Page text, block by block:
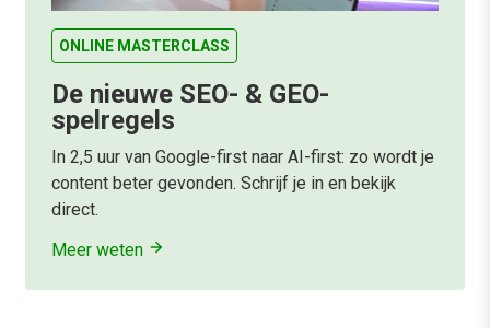
ONLINE MASTERCLASS
De nieuwe SEO- & GEO-
spelregels
In 2,5 uur van Google-first naar AI-first: zo wordt je
content beter gevonden. Schrijf je in en bekijk
direct.
Meer weten